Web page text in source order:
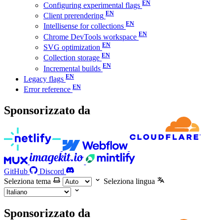
Configuring experimental flags
Client prerendering
Intellisense for collections
Chrome DevTools workspace
SVG optimization
Collection storage
Incremental builds
Legacy flags
Error reference
Sponsorizzato da
GitHub
Discord
Seleziona tema
Seleziona lingua
Sponsorizzato da